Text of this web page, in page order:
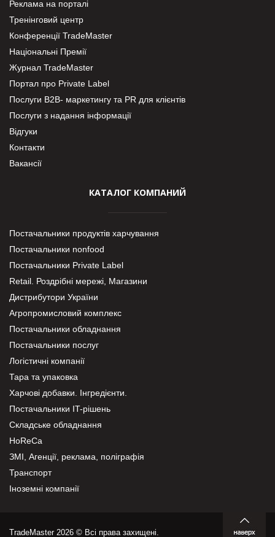
Реклама на порталі
Тренінговий центр
Конференції TradeMaster
Національні Премії
Журнал TradeMaster
Портал про Private Label
Послуги В2В- маркетингу та PR для клієнтів
Послуги з надання інформації
Відгуки
Контакти
Вакансії
КАТАЛОГ КОМПАНИЙ
Постачальники продуктів харчування
Постачальники nonfood
Постачальники Private Label
Retail. Роздрібні мережі, Магазини
Дистрибутори України
Агропромисловий комплекс
Постачальники обладнання
Постачальники послуг
Логістичні компанії
Тара та упаковка
Харчові добавки. Інгредієнти.
Постачальники IT-рішень
Складське обладнання
HoReCa
ЗМІ, Агенції, реклама, поліграфія
Транспорт
Іноземні компанії
TradeMaster 2026 © Всі права захищені.